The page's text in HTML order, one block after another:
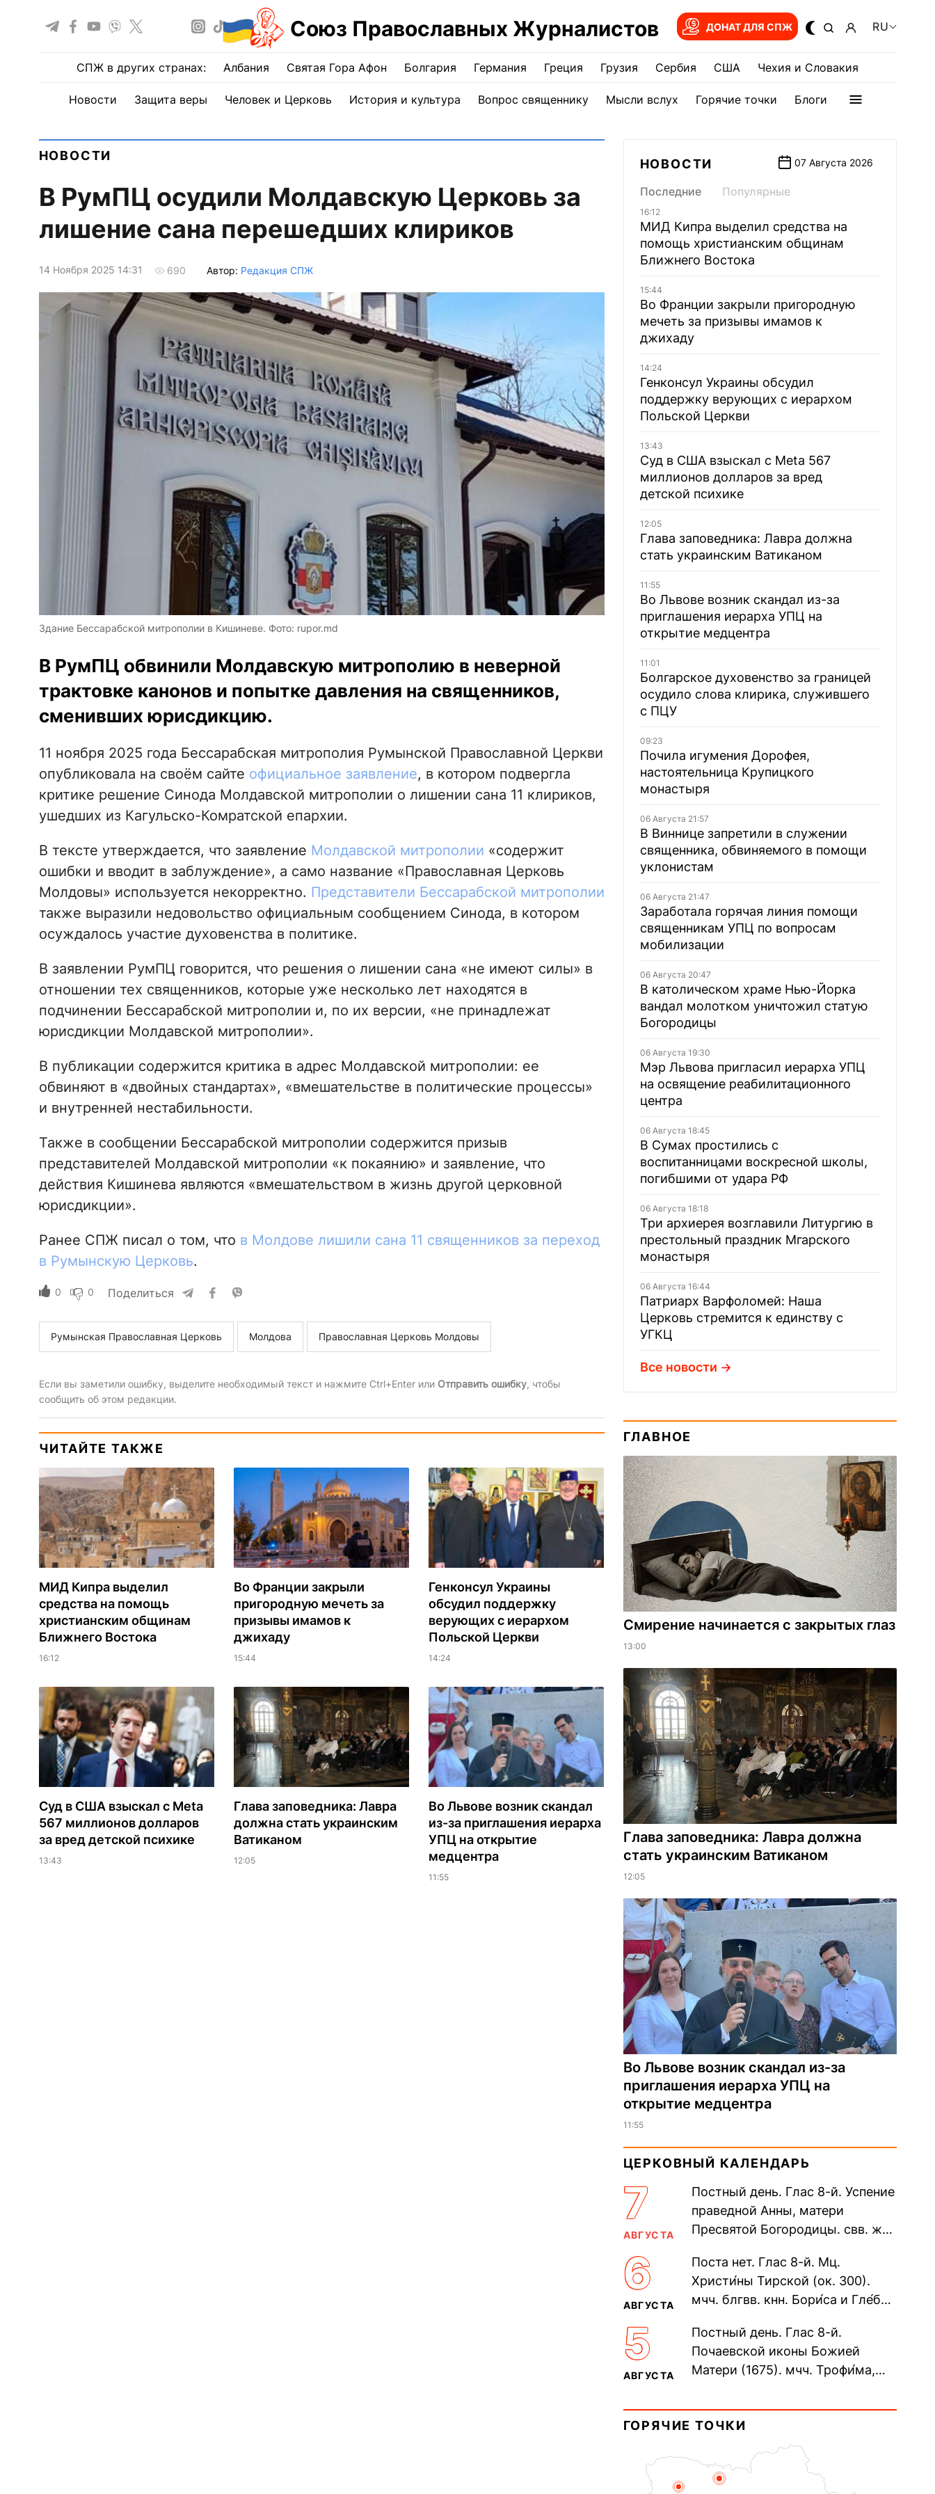
Союз Православных Журналистов ДОНАТ ДЛЯ СПЖ RU
СПЖ в других странах: Албания Святая Гора Афон Болгария Германия Греция Грузия Сербия США Чехия и Словакия
Новости Защита веры Человек и Церковь История и культура Вопрос священнику Мысли вслух Горячие точки Блоги
НОВОСТИ
В РумПЦ осудили Молдавскую Церковь за
лишение сана перешедших клириков
14 Ноября 2025 14:31 690 Автор: Редакция СПЖ
Здание Бессарабской митрополии в Кишиневе. Фото: rupor.md
В РумПЦ обвинили Молдавскую митрополию в неверной
трактовке канонов и попытке давления на священников,
сменивших юрисдикцию.
11 ноября 2025 года Бессарабская митрополия Румынской Православной Церкви
опубликовала на своём сайте официальное заявление, в котором подвергла
критике решение Синода Молдавской митрополии о лишении сана 11 клириков,
ушедших из Кагульско-Комратской епархии.
В тексте утверждается, что заявление Молдавской митрополии «содержит
ошибки и вводит в заблуждение», а само название «Православная Церковь
Молдовы» используется некорректно. Представители Бессарабской митрополии
также выразили недовольство официальным сообщением Синода, в котором
осуждалось участие духовенства в политике.
В заявлении РумПЦ говорится, что решения о лишении сана «не имеют силы» в
отношении тех священников, которые уже несколько лет находятся в
подчинении Бессарабской митрополии и, по их версии, «не принадлежат
юрисдикции Молдавской митрополии».
В публикации содержится критика в адрес Молдавской митрополии: ее
обвиняют в «двойных стандартах», «вмешательстве в политические процессы»
и внутренней нестабильности.
Также в сообщении Бессарабской митрополии содержится призыв
представителей Молдавской митрополии «к покаянию» и заявление, что
действия Кишинева являются «вмешательством в жизнь другой церковной
юрисдикции».
Ранее СПЖ писал о том, что в Молдове лишили сана 11 священников за переход
в Румынскую Церковь.
0 0 Поделиться
Румынская Православная Церковь Молдова Православная Церковь Молдовы
Если вы заметили ошибку, выделите необходимый текст и нажмите Ctrl+Enter или Отправить ошибку, чтобы
сообщить об этом редакции.
ЧИТАЙТЕ ТАКЖЕ
МИД Кипра выделил
средства на помощь
христианским общинам
Ближнего Востока
16:12
Во Франции закрыли
пригородную мечеть за
призывы имамов к
джихаду
15:44
Генконсул Украины
обсудил поддержку
верующих с иерархом
Польской Церкви
14:24
Суд в США взыскал с Meta
567 миллионов долларов
за вред детской психике
13:43
Глава заповедника: Лавра
должна стать украинским
Ватиканом
12:05
Во Львове возник скандал
из-за приглашения иерарха
УПЦ на открытие
медцентра
11:55
НОВОСТИ 07 Августа 2026
Последние Популярные
16:12
МИД Кипра выделил средства на
помощь христианским общинам
Ближнего Востока
15:44
Во Франции закрыли пригородную
мечеть за призывы имамов к
джихаду
14:24
Генконсул Украины обсудил
поддержку верующих с иерархом
Польской Церкви
13:43
Суд в США взыскал с Meta 567
миллионов долларов за вред
детской психике
12:05
Глава заповедника: Лавра должна
стать украинским Ватиканом
11:55
Во Львове возник скандал из-за
приглашения иерарха УПЦ на
открытие медцентра
11:01
Болгарское духовенство за границей
осудило слова клирика, служившего
с ПЦУ
09:23
Почила игумения Дорофея,
настоятельница Крупицкого
монастыря
06 Августа 21:57
В Виннице запретили в служении
священника, обвиняемого в помощи
уклонистам
06 Августа 21:47
Заработала горячая линия помощи
священникам УПЦ по вопросам
мобилизации
06 Августа 20:47
В католическом храме Нью-Йорка
вандал молотком уничтожил статую
Богородицы
06 Августа 19:30
Мэр Львова пригласил иерарха УПЦ
на освящение реабилитационного
центра
06 Августа 18:45
В Сумах простились с
воспитанницами воскресной школы,
погибшими от удара РФ
06 Августа 18:18
Три архиерея возглавили Литургию в
престольный праздник Мгарского
монастыря
06 Августа 16:44
Патриарх Варфоломей: Наша
Церковь стремится к единству с
УГКЦ
Все новости
ГЛАВНОЕ
Смирение начинается с закрытых глаз
13:00
Глава заповедника: Лавра должна
стать украинским Ватиканом
12:05
Во Львове возник скандал из-за
приглашения иерарха УПЦ на
открытие медцентра
11:55
ЦЕРКОВНЫЙ КАЛЕНДАРЬ
7
АВГУСТА
Постный день. Глас 8-й. Успение
праведной Анны, матери
Пресвятой Богородицы. свв. жен
прп. Евпракси́и девы,...
6
АВГУСТА
Поста нет. Глас 8-й. Мц.
Христи́ны Тирской (ок. 300).
мчч. блгвв. кнн. Бори́са и Гле́ба,
Дави́да (1015). Прп....
5
АВГУСТА
Постный день. Глас 8-й.
Почаевской иконы Божией
Матери (1675). мчч. Трофи́ма,
мучеников (284–305). прав.
воина Фео́дора...
ГОРЯЧИЕ ТОЧКИ